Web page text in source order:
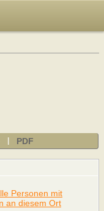
PDF